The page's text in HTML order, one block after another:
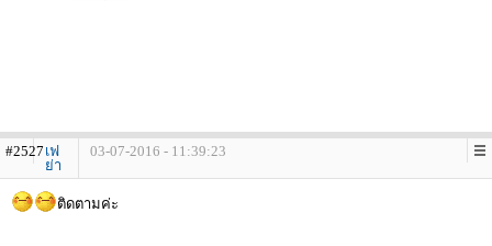
#2527 เฟ
ย่า
03-07-2016 - 11:39:23
ติดตามค่ะ